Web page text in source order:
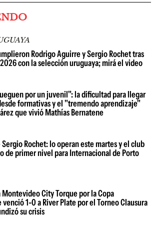
Rodrigo Aguirre y Sergio Rochet tras
con la selección uruguaya; mirá el video
por un juvenil": la dificultad para llegar
formativas y el "tremendo aprendizaje"
que vivió Mathías Bernatene
Rochet: lo operan este martes y el club
de primer nivel para Internacional de Porto
City Torque por la Copa
1-0 a River Plate por el Torneo Clausura
su crisis